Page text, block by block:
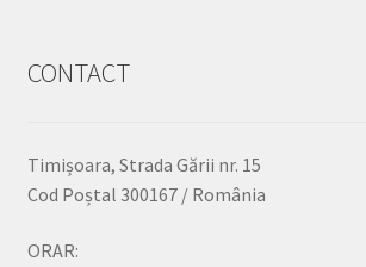
CONTACT
Timișoara, Strada Gării nr. 15
Cod Poștal 300167 / România
ORAR: